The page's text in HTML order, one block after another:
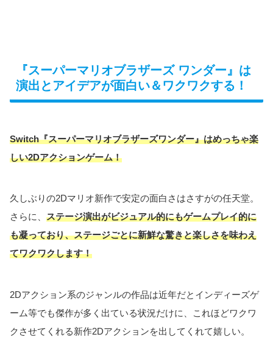
『スーパーマリオブラザーズ ワンダー』は
演出とアイデアが面白い＆ワクワクする！
Switch『スーパーマリオブラザーズワンダー』はめっちゃ楽
しい2Dアクションゲーム！
久しぶりの2Dマリオ新作で安定の面白さはさすがの任天堂。
さらに、 ステージ演出がビジュアル的にもゲームプレイ的に
も凝っており、ステージごとに新鮮な驚きと楽しさを味わえ
てワクワクします！
2Dアクション系のジャンルの作品は近年だとインディーズゲ
ーム等でも傑作が多く出ている状況だけに、これほどワクワ
クさせてくれる新作2Dアクションを出してくれて嬉しい。